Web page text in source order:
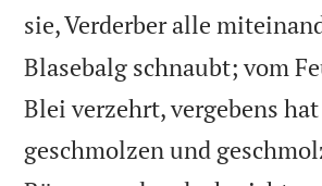
sie, Verderber alle
Blasebalg schnaubt; vom
Blei verzehrt, vergebens
geschmolzen und